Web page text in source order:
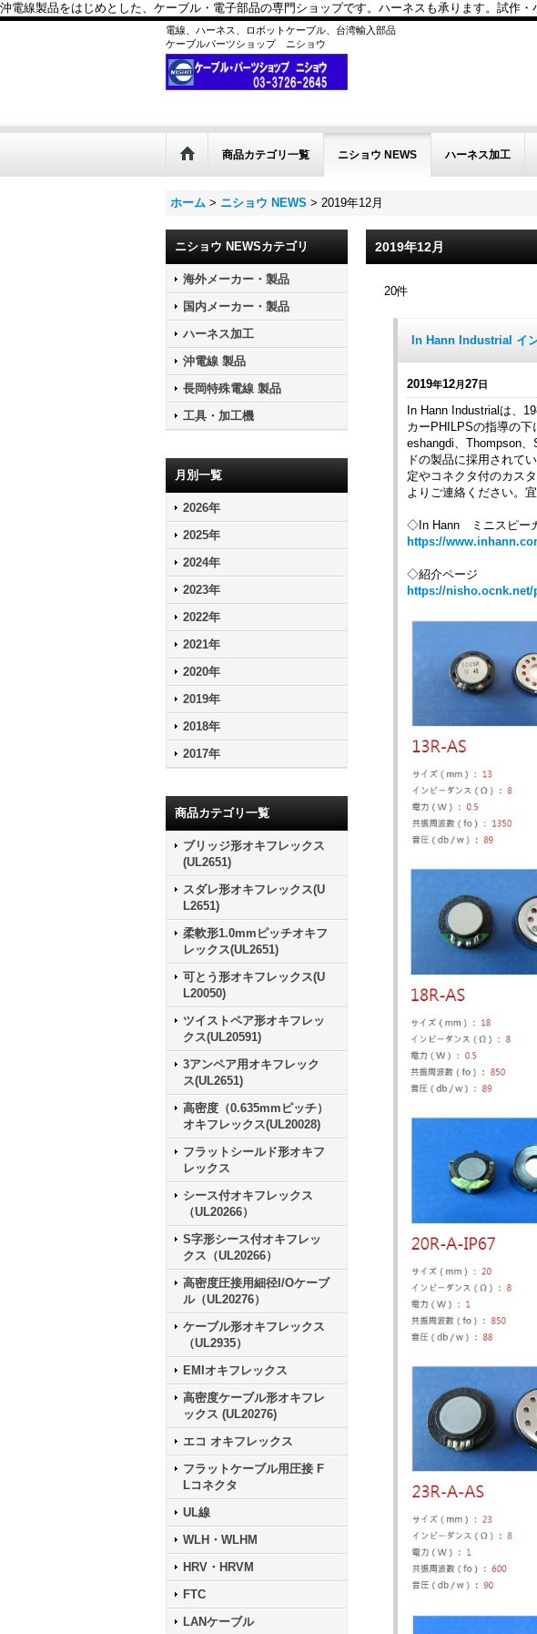
沖電線製品をはじめとした、ケーブル・電子部品の専門ショップです。ハーネスも承ります。試作
電線、ハーネス、ロボットケーブル、台湾輸入部品
ケーブルパーツショップ ニショウ
商品カテゴリ一覧 ニショウ NEWS ハーネス加工
ホーム > ニショウ NEWS > 2019年12月
ニショウ NEWSカテゴリ
海外メーカー・製品
国内メーカー・製品
ハーネス加工
沖電線 製品
長岡特殊電線 製品
工具・加工機
月別一覧
2026年
2025年
2024年
2023年
2022年
2021年
2020年
2019年
2018年
2017年
商品カテゴリ一覧
ブリッジ形オキフレックス
(UL2651)
スダレ形オキフレックス(U
L2651)
柔軟形1.0mmピッチオキフ
レックス(UL2651)
可とう形オキフレックス(U
L20050)
ツイストペア形オキフレッ
クス(UL20591)
3アンペア用オキフレック
ス(UL2651)
高密度（0.635mmピッチ）
オキフレックス(UL20028)
フラットシールド形オキフ
レックス
シース付オキフレックス
（UL20266）
S字形シース付オキフレッ
クス（UL20266）
高密度圧接用細径I/Oケーブ
ル（UL20276）
ケーブル形オキフレックス
（UL2935）
EMIオキフレックス
高密度ケーブル形オキフレ
ックス (UL20276)
エコ オキフレックス
フラットケーブル用圧接 F
Lコネクタ
UL線
WLH・WLHM
HRV・HRVM
FTC
LANケーブル
2019年12月
20件
In Hann Industrial イ
2019年12月27日
In Hann Industrialは、
カーPHILPSの指導の
eshangdi、Thompson
ドの製品に採用されて
定やコネクタ付のカス
よりご連絡ください。
◇In Hann ミニスピー
https://
◇紹介ページ
https://nisho.ocnk.net/